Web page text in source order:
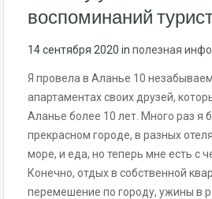
воспоминаний
14 сентября 2020 in полезная
Я провела в Аланье 10
апартаментах своих друзей,
Аланье более 10 лет. Много раз я
прекрасном городе, в разных
море, и еда, но теперь мне есть с
Конечно, отдых в собственной
перемешение по городу, ужины в